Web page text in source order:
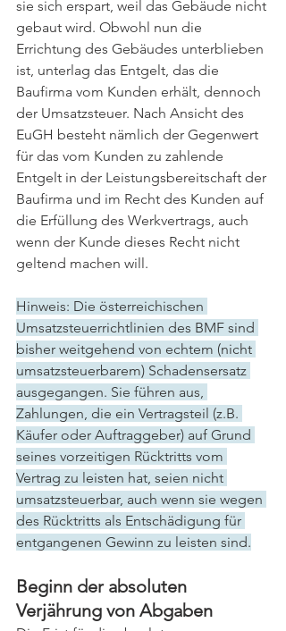
sie sich erspart, weil das Gebäude nicht
gebaut wird. Obwohl nun die
Errichtung des Gebäudes unterblieben
ist, unterlag das Entgelt, das die
Baufirma vom Kunden erhält, dennoch
der Umsatzsteuer. Nach Ansicht des
EuGH besteht nämlich der Gegenwert
für das vom Kunden zu zahlende
Entgelt in der Leistungsbereitschaft der
Baufirma und im Recht des Kunden auf
die Erfüllung des Werkvertrags, auch
wenn der Kunde dieses Recht nicht
geltend machen will.
Hinweis: Die österreichischen
Umsatzsteuerrichtlinien des BMF sind
bisher weitgehend von echtem (nicht
umsatzsteuerbarem) Schadensersatz
ausgegangen. Sie führen aus,
Zahlungen, die ein Vertragsteil (z.B.
Käufer oder Auftraggeber) auf Grund
seines vorzeitigen Rücktritts vom
Vertrag zu leisten hat, seien nicht
umsatzsteuerbar, auch wenn sie wegen
des Rücktritts als Entschädigung für
entgangenen Gewinn zu leisten sind.
Beginn der absoluten
Verjährung von Abgaben